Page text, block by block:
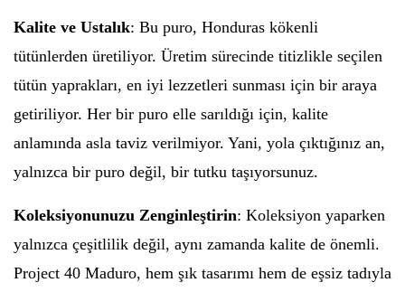
Kalite ve Ustalık: Bu puro, Honduras kökenli
tütünlerden üretiliyor. Üretim sürecinde titizlikle seçilen
tütün yaprakları, en iyi lezzetleri sunması için bir araya
getiriliyor. Her bir puro elle sarıldığı için, kalite
anlamında asla taviz verilmiyor. Yani, yola çıktığınız an,
yalnızca bir puro değil, bir tutku taşıyorsunuz.
Koleksiyonunuzu Zenginleştirin: Koleksiyon yaparken
yalnızca çeşitlilik değil, aynı zamanda kalite de önemli.
Project 40 Maduro, hem şık tasarımı hem de eşsiz tadıyla